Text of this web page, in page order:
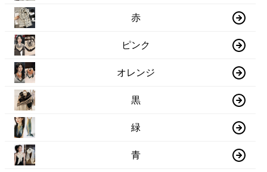
赤
ピンク
オレンジ
黒
緑
青